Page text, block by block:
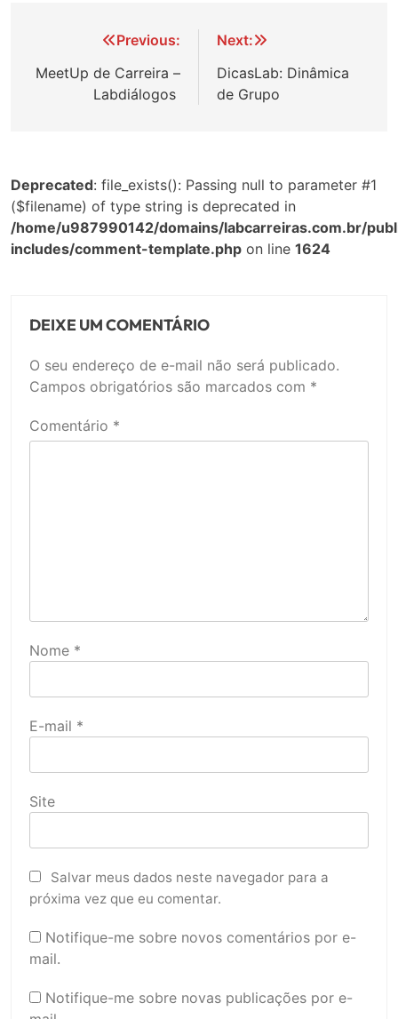
Navegação
de
Previous:
MeetUp de Carreira –
Labdiálogos ​
Next:
DicasLab: Dinâmica
de Grupo
Deprecated: file_exists(): Passing null to parameter #1
($filename) of type string is deprecated in
/home/u987990142/domains/labcarreiras.com.br/
includes/comment-template.php on line 1624
DEIXE UM COMENTÁRIO
O seu endereço de e-mail não será publicado.
Campos obrigatórios são marcados com *
Comentário *
Nome *
E-mail *
Site
Salvar meus dados neste navegador para a
próxima vez que eu comentar.
Notifique-me sobre novos comentários por e-
mail.
Notifique-me sobre novas publicações por e-